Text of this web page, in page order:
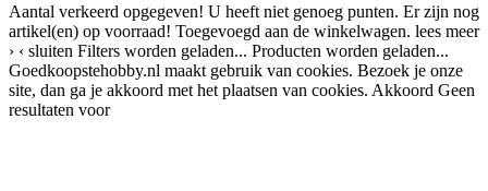
Aantal verkeerd opgegeven! U heeft niet genoeg punten. Er zijn nog
artikel(en) op voorraad! Toegevoegd aan de winkelwagen. lees meer
› ‹ sluiten Filters worden geladen... Producten worden geladen...
Goedkoopstehobby.nl maakt gebruik van cookies. Bezoek je onze
site, dan ga je akkoord met het plaatsen van cookies. Akkoord Geen
resultaten voor